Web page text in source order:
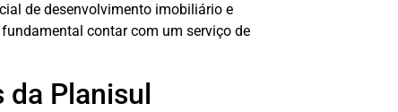
de desenvolvimento imobiliário e
contar com um serviço de
da Planisul